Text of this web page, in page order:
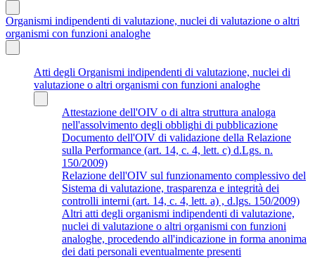
Organismi indipendenti di valutazione, nuclei di valutazione o altri
organismi con funzioni analoghe
Atti degli Organismi indipendenti di valutazione, nuclei di
valutazione o altri organismi con funzioni analoghe
Attestazione dell'OIV o di altra struttura analoga
nell'assolvimento degli obblighi di pubblicazione
Documento dell'OIV di validazione della Relazione
sulla Performance (art. 14, c. 4, lett. c) d.Lgs. n.
150/2009)
Relazione dell'OIV sul funzionamento complessivo del
Sistema di valutazione, trasparenza e integrità dei
controlli interni (art. 14, c. 4, lett. a) , d.lgs. 150/2009)
Altri atti degli organismi indipendenti di valutazione,
nuclei di valutazione o altri organismi con funzioni
analoghe, procedendo all'indicazione in forma anonima
dei dati personali eventualmente presenti